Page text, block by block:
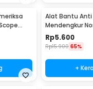
Alat Bantu Anti
Mendengkur
Stop Snoring 4
Rp5.600
Rp15.900 65%
+